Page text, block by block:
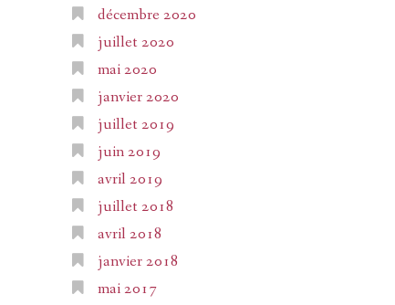
décembre 2020
juillet 2020
mai 2020
janvier 2020
juillet 2019
juin 2019
avril 2019
juillet 2018
avril 2018
janvier 2018
mai 2017